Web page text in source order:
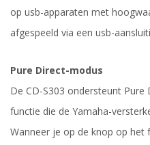
op usb-apparaten met
afgespeeld via een usb-
Pure Direct-modus
De CD-S303 ondersteunt
functie die de Yamaha-
Wanneer je op de knop op het